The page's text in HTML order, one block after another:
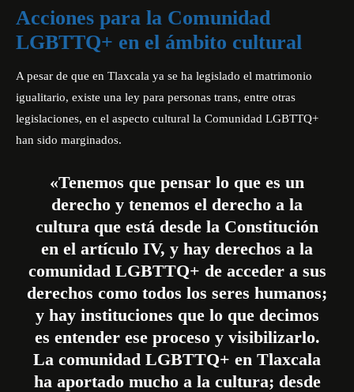
Acciones para la Comunidad
LGBTTQ+ en el ámbito cultural
A pesar de que en Tlaxcala ya se ha legislado el matrimonio
igualitario, existe una ley para personas trans, entre otras
legislaciones, en el aspecto cultural la Comunidad LGBTTQ+
han sido marginados.
«Tenemos que pensar lo que es un
derecho y tenemos el derecho a la
cultura que está desde la Constitución
en el artículo IV, y hay derechos a la
comunidad LGBTTQ+ de acceder a sus
derechos como todos los seres humanos;
y hay instituciones que lo que decimos
es entender ese proceso y visibilizarlo.
La comunidad LGBTTQ+ en Tlaxcala
ha aportado mucho a la cultura; desde